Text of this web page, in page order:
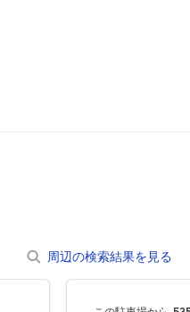
周辺の検索結果を見る